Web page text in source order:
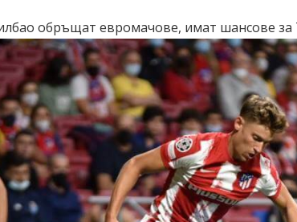
обръщат евромачове, имат шансове за